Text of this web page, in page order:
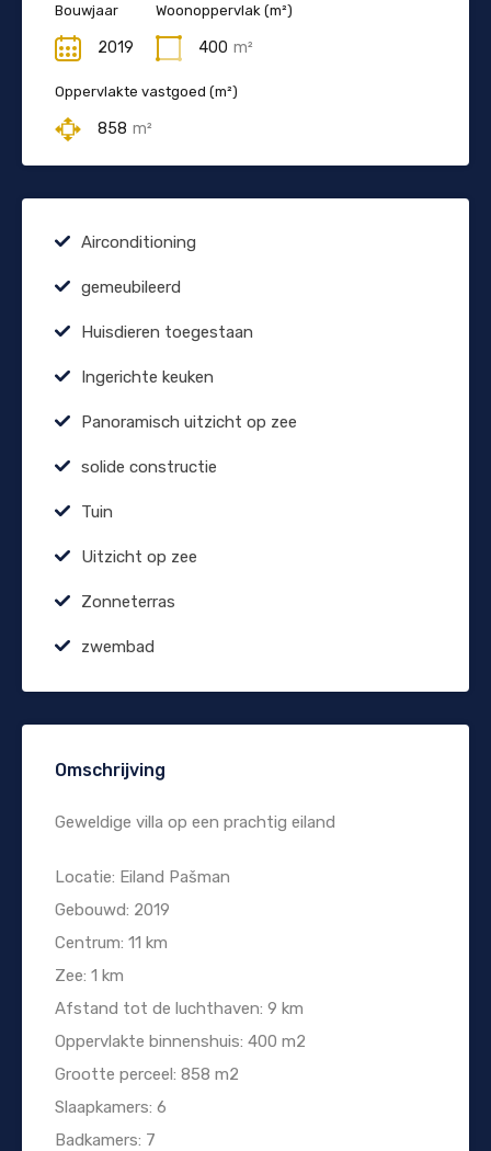
Bouwjaar
2019
Woonoppervlak (m²)
400 m²
Oppervlakte vastgoed (m²)
858 m²
Airconditioning
gemeubileerd
Huisdieren toegestaan
Ingerichte keuken
Panoramisch uitzicht op zee
solide constructie
Tuin
Uitzicht op zee
Zonneterras
zwembad
Omschrijving
Geweldige villa op een prachtig eiland
Locatie: Eiland Pašman
Gebouwd: 2019
Centrum: 11 km
Zee: 1 km
Afstand tot de luchthaven: 9 km
Oppervlakte binnenshuis: 400 m2
Grootte perceel: 858 m2
Slaapkamers: 6
Badkamers: 7